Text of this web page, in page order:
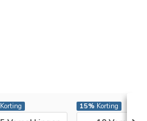
Korting 15% Korting